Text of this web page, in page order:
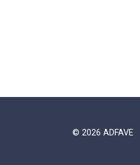
© 2026 ADFAVE